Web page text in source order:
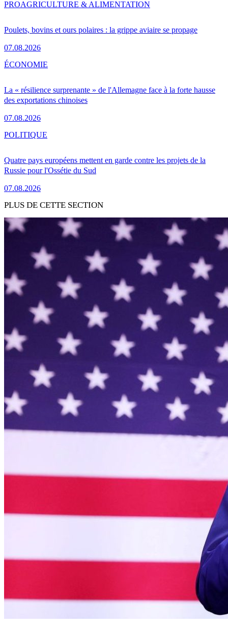
Poulets, bovins et ours polaires : la grippe aviaire se propage
07.08.2026
PROAGRICULTURE & ALIMENTATION
La « résilience surprenante » de l'Allemagne face à la forte hausse
des exportations chinoises
07.08.2026
ÉCONOMIE
Quatre pays européens mettent en garde contre les projets de la
Russie pour l'Ossétie du Sud
07.08.2026
POLITIQUE
PLUS DE CETTE SECTION